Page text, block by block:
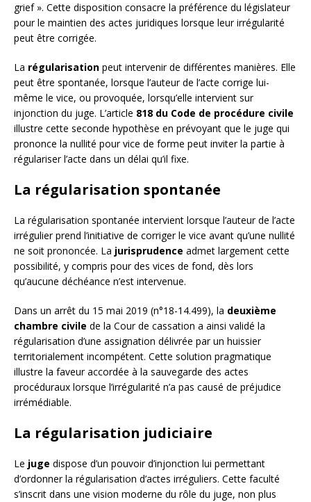
grief ». Cette disposition consacre la préférence du législateur
pour le maintien des actes juridiques lorsque leur irrégularité
peut être corrigée.
La régularisation peut intervenir de différentes manières. Elle
peut être spontanée, lorsque l’auteur de l’acte corrige lui-
même le vice, ou provoquée, lorsqu’elle intervient sur
injonction du juge. L’article 818 du Code de procédure civile
illustre cette seconde hypothèse en prévoyant que le juge qui
prononce la nullité pour vice de forme peut inviter la partie à
régulariser l’acte dans un délai qu’il fixe.
La régularisation spontanée
La régularisation spontanée intervient lorsque l’auteur de l’acte
irrégulier prend l’initiative de corriger le vice avant qu’une nullité
ne soit prononcée. La jurisprudence admet largement cette
possibilité, y compris pour des vices de fond, dès lors
qu’aucune déchéance n’est intervenue.
Dans un arrêt du 15 mai 2019 (n°18-14.499), la deuxième
chambre civile de la Cour de cassation a ainsi validé la
régularisation d’une assignation délivrée par un huissier
territorialement incompétent. Cette solution pragmatique
illustre la faveur accordée à la sauvegarde des actes
procéduraux lorsque l’irrégularité n’a pas causé de préjudice
irrémédiable.
La régularisation judiciaire
Le juge dispose d’un pouvoir d’injonction lui permettant
d’ordonner la régularisation d’actes irréguliers. Cette faculté
s’inscrit dans une vision moderne du rôle du juge, non plus